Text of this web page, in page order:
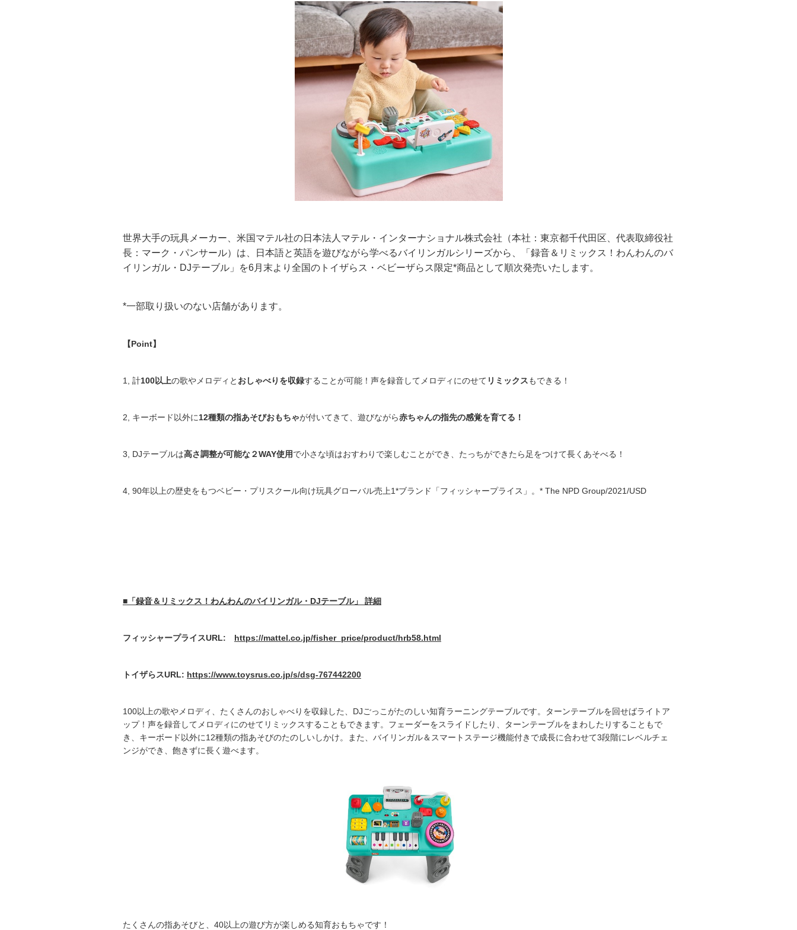
世界大手の玩具メーカー、米国マテル社の日本法人マテル・インターナショナル株式会社（本社：東京都千代田区、代表取締役社
長：マーク・パンサール）は、日本語と英語を遊びながら学べるバイリンガルシリーズから、「録音＆リミックス！わんわんのバ
イリンガル・DJテーブル」を6月末より全国のトイザらス・ベビーザらス限定*商品として順次発売いたします。
*一部取り扱いのない店舗があります。
【Point】
1, 計100以上の歌やメロディと おしゃべりを収録することが可能！声を録音してメロディにのせて リミックスもできる！
2, キーボード以外に12種類の指あそびおもちゃが付いてきて、遊びながら赤ちゃんの指先の感覚を育てる！
3, DJテーブルは高さ調整が可能な２WAY使用で小さな頃はおすわりで楽しむことができ、たっちができたら足をつけて長くあそべる！
4, 90年以上の歴史をもつベビー・プリスクール向け玩具グローバル売上1*ブランド「フィッシャープライス」。* The NPD Group/2021/USD
■「録音＆リミックス！わんわんのバイリンガル・ DJテーブル」 詳細
フィッシャープライスURL: https://mattel.co.jp/fisher_price/product/hrb58.html
トイザらスURL: https://www.toysrus.co.jp/s/dsg-767442200
100以上の歌やメロディ、たくさんのおしゃべりを収録した、DJごっこがたのしい知育ラーニングテーブルです。ターンテーブルを回せばライトア
ップ！声を録音してメロディにのせてリミックスすることもできます。フェーダーをスライドしたり、ターンテーブルをまわしたりすることもで
き、キーボード以外に12種類の指あそびのたのしいしかけ。また、バイリンガル＆スマートステージ機能付きで成長に合わせて3段階にレベルチェ
ンジができ、飽きずに長く遊べます。
たくさんの指あそびと、40以上の遊び方が楽しめる知育おもちゃです！